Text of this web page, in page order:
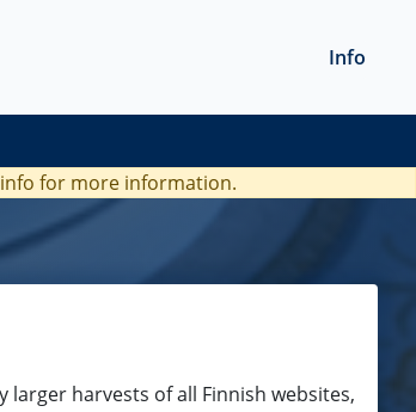
Info
info for more information.
harvests of all Finnish websites,